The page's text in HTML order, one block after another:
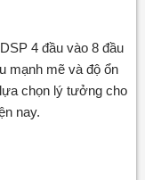
4 đầu vào 8 đầu
mạnh mẽ và độ ổn
chọn lý tưởng cho
nay.